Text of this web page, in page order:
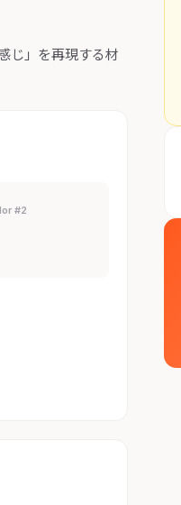
じ」を再現する材
#2